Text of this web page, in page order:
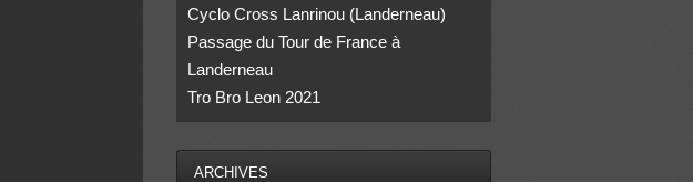
Cyclo Cross Lanrinou (Landerneau)
Passage du Tour de France à
Landerneau
Tro Bro Leon 2021
ARCHIVES